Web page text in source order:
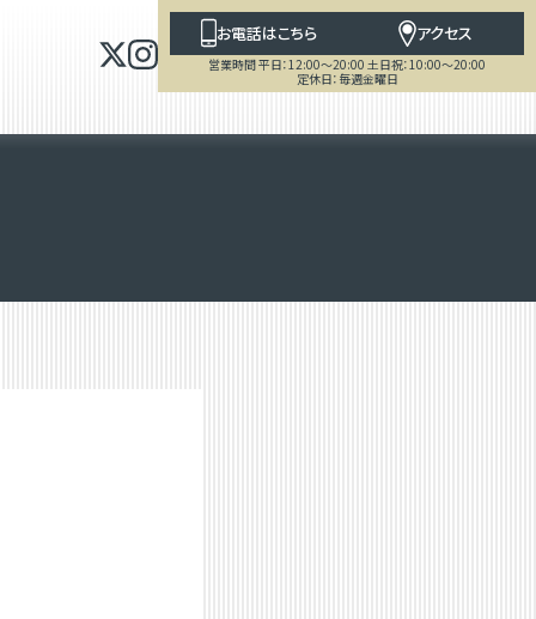
お電話はこちら アクセス
営業時間 平日：12:00～20:00 土日祝：10:00～20:00
定休日：毎週金曜日